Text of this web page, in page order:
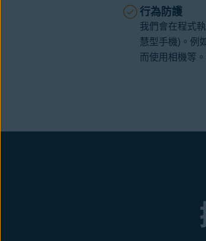
行為防護
我們會在程式
慧型手機)。例
而使用相機等